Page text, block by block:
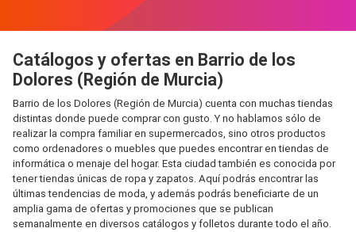
Catálogos y ofertas en Barrio de los
Dolores (Región de Murcia)
Barrio de los Dolores (Región de Murcia) cuenta con muchas tiendas
distintas donde puede comprar con gusto. Y no hablamos sólo de
realizar la compra familiar en supermercados, sino otros productos
como ordenadores o muebles que puedes encontrar en tiendas de
informática o menaje del hogar. Esta ciudad también es conocida por
tener tiendas únicas de ropa y zapatos. Aquí podrás encontrar las
últimas tendencias de moda, y además podrás beneficiarte de un
amplia gama de ofertas y promociones que se publican
semanalmente en diversos catálogos y folletos durante todo el año.